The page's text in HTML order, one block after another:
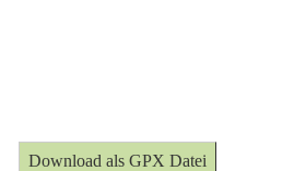
Download als GPX Datei